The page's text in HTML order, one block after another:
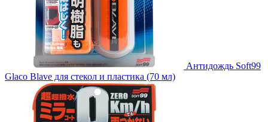
Антидождь Soft99
Glaco Blave для стекол и пластика (70 мл)